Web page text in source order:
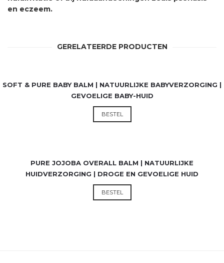
en eczeem.
GERELATEERDE PRODUCTEN
5.00
€9,50 €19,75
SOFT & PURE BABY BALM | NATUURLIJKE BABYVERZORGING |
GEVOELIGE BABY-HUID
BESTEL
product
Deze
optie
gekozen
€9,50 €19,75
PURE JOJOBA OVERALL BALM | NATUURLIJKE
HUIDVERZORGING | DROGE EN GEVOELIGE HUID
BESTEL
product